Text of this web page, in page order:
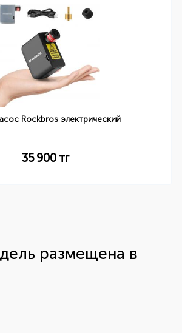
Rockbros электрический
35 900 тг
размещена в